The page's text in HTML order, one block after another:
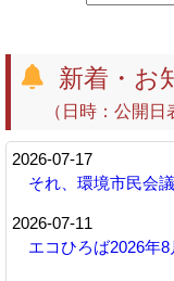
新着・お
（日時：公開日
2026-07-17
それ、環境市民会
2026-07-11
エコひろば2026年8